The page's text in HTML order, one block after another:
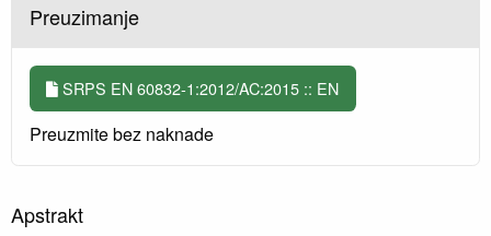
Preuzimanje
SRPS EN 60832-1:2012/AC:2015 :: EN
Preuzmite bez naknade
Apstrakt